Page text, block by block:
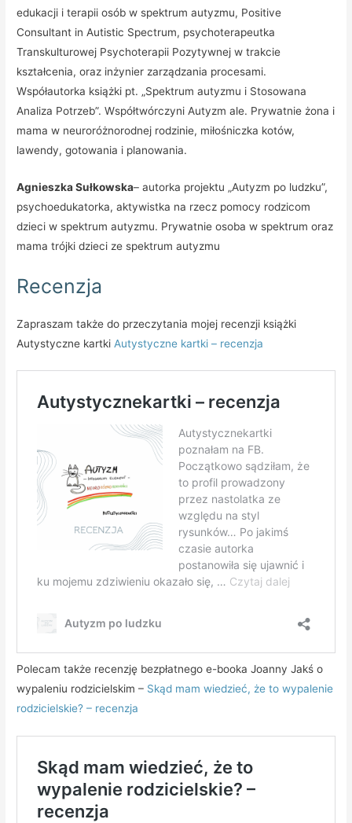
edukacji i terapii osób w spektrum autyzmu, Positive
Consultant in Autistic Spectrum, psychoterapeutka
Transkulturowej Psychoterapii Pozytywnej w trakcie
kształcenia, oraz inżynier zarządzania procesami.
Współautorka książki pt. „Spektrum autyzmu i Stosowana
Analiza Potrzeb”. Współtwórczyni Autyzm ale. Prywatnie żona i
mama w neuroróżnorodnej rodzinie, miłośniczka kotów,
lawendy, gotowania i planowania.
Agnieszka Sułkowska– autorka projektu „Autyzm po ludzku”,
psychoedukatorka, aktywistka na rzecz pomocy rodzicom
dzieci w spektrum autyzmu. Prywatnie osoba w spektrum oraz
mama trójki dzieci ze spektrum autyzmu
Recenzja
Zapraszam także do przeczytania mojej recenzji książki
Autystyczne kartki Autystyczne kartki – recenzja
Polecam także recenzję bezpłatnego e-booka Joanny Jakś o
wypaleniu rodzicielskim – Skąd mam wiedzieć, że to wypalenie
rodzicielskie? – recenzja